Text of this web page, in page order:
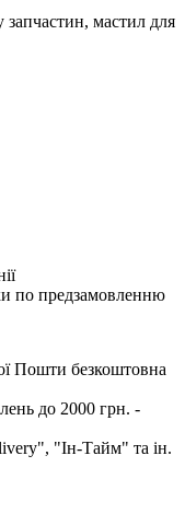
запчастин, мастил для
по предзамовленню
Пошти безкоштовна
до 2000 грн. -
"Iн-Тайм" та ін.